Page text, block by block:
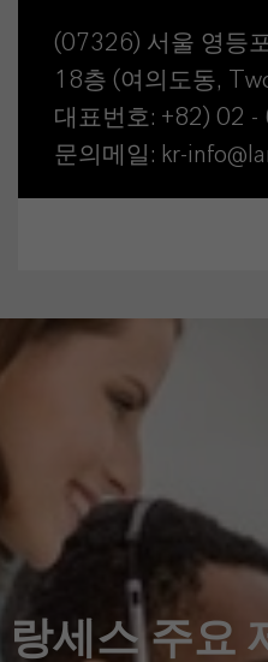
(07326) 서울 영등
18층 (여의도동,
대표번호: +82) 02
문의메일: kr-
랑세스 주요